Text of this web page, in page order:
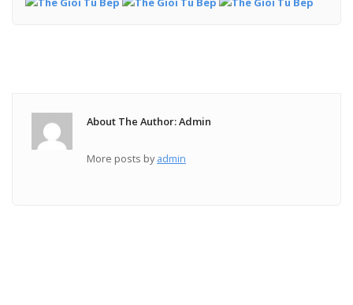
About The Author: Admin
More posts byadmin